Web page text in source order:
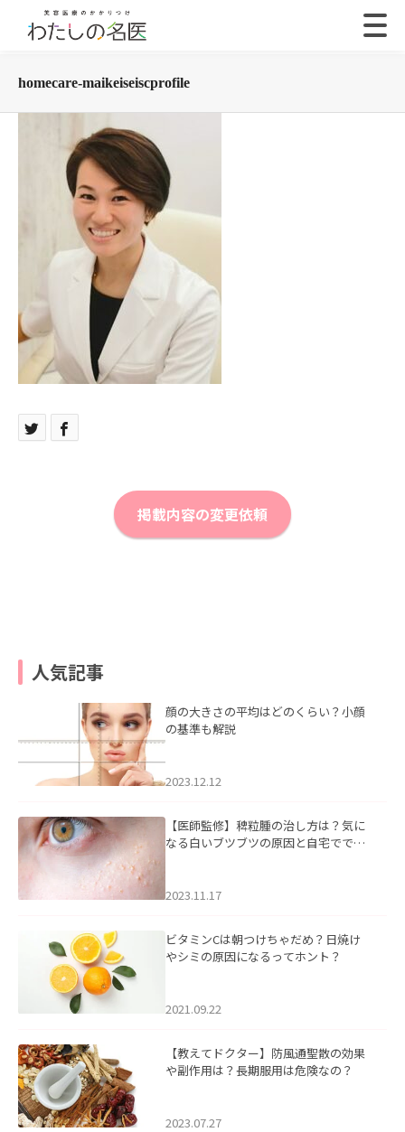
homecare-maikeiseiscprofile
掲載内容の変更依頼
人気記事
顔の大きさの平均はどのくらい？小顔
の基準も解説
2023.12.12
【医師監修】稗粒腫の治し方は？気に
なる白いブツブツの原因と自宅ででき
2023.11.17
ビタミンCは朝つけちゃだめ？日焼け
やシミの原因になるってホント？
2021.09.22
【教えてドクター】防風通聖散の効果
や副作用は？長期服用は危険なの？
2023.07.27